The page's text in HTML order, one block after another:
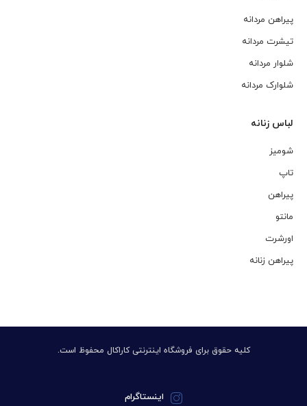
پیراهن مردانه
تیشرت مردانه
شلوار مردانه
شلوارک مردانه
لباس زنانه
شومیز
تاپ
پیراهن
مانتو
اورشرت
پیراهن زنانه
کلیه حقوق برای فروشگاه اینترنتی کاراکال محفوظ است.
اینستاگرام